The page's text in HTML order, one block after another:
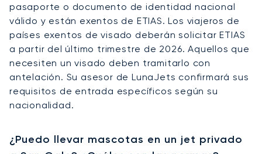
pasaporte o documento de identidad nacional
válido y están exentos de ETIAS. Los viajeros de
países exentos de visado deberán solicitar ETIAS
a partir del último trimestre de 2026. Aquellos que
necesiten un visado deben tramitarlo con
antelación. Su asesor de LunaJets confirmará sus
requisitos de entrada específicos según su
nacionalidad.
¿Puedo llevar mascotas en un jet privado